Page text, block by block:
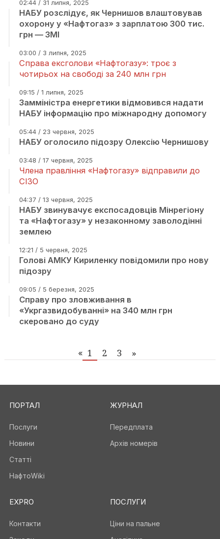
02:44 / 31 липня, 2025
НАБУ розслідує, як Чернишов влаштовував
охорону у «Нафтогаз» з зарплатою 300 тис.
грн — ЗМІ
03:00 / 3 липня, 2025
Справа ексголови «Нафтогазу»: троє з
чотирьох на свободі за 240 млн грн
09:15 / 1 липня, 2025
Замміністра енергетики відмовився надати
НАБУ інформацію про міжнародну допомогу
05:44 / 23 червня, 2025
НАБУ оголосило підозру Олексію Чернишову
03:48 / 17 червня, 2025
Члена правління «Нафтогазу» відправили до
СІЗО
04:37 / 13 червня, 2025
НАБУ звинувачує експосадовців Мінрегіону
та «Нафтогазу» у незаконному заволодінні
землею
12:21 / 5 червня, 2025
Голові АМКУ Кириленку повідомили про нову
підозру
09:05 / 5 березня, 2025
Справу про зловживання в
«Укргазвидобуванні» на 340 млн грн
скеровано до суду
« 1 2 3 »
ПОРТАЛ
Послуги
Новини
Статті
НафтоWiki
ЖУРНАЛ
Передплата
Архів номерів
EXPRO
Контакти
ПОСЛУГИ
Ціни на пальне